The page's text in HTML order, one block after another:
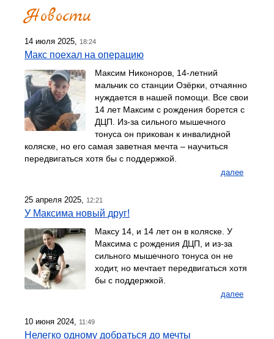
Новости
14 июля 2025, 18:24
Макс поехал на операцию
Максим Никоноров, 14-летний
мальчик со станции Озёрки, отчаянно
нуждается в нашей помощи. Все свои
14 лет Максим с рождения борется с
ДЦП. Из-за сильного мышечного
тонуса он прикован к инвалидной
коляске, но его самая заветная мечта – научиться
передвигаться хотя бы с поддержкой.
далее
25 апреля 2025, 12:21
У Максима новый друг!
Максу 14, и 14 лет он в коляске. У
Максима с рождения ДЦП, и из-за
сильного мышечного тонуса он не
ходит, но мечтает передвигаться хотя
бы с поддержкой.
далее
10 июня 2024, 11:49
Нелегко одному добраться до мечты